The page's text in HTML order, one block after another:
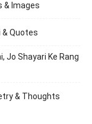
& Images
& Quotes
Jo Shayari Ke Rang
& Thoughts